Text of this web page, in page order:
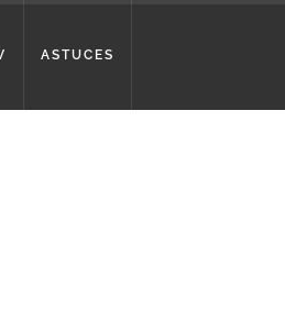
ASTUCES